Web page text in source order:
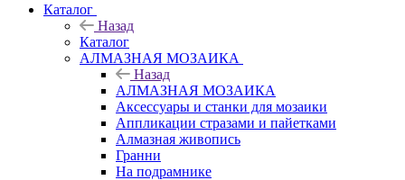
Каталог
Назад
Каталог
АЛМАЗНАЯ МОЗАИКА
Назад
АЛМАЗНАЯ МОЗАИКА
Аксессуары и станки для мозаики
Аппликации стразами и пайетками
Алмазная живопись
Гранни
На подрамнике